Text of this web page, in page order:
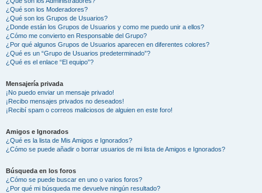
¿Qué son los Moderadores?
¿Qué son los Grupos de Usuarios?
¿Donde están los Grupos de Usuarios y como me puedo unir a ellos?
¿Cómo me convierto en Responsable del Grupo?
¿Por qué algunos Grupos de Usuarios aparecen en diferentes colores?
¿Qué es un “Grupo de Usuarios predeterminado”?
¿Qué es el enlace “El equipo”?
Mensajería privada
¡No puedo enviar un mensaje privado!
¡Recibo mensajes privados no deseados!
¡Recibí spam o correos maliciosos de alguien en este foro!
Amigos e Ignorados
¿Qué es la lista de Mis Amigos e Ignorados?
¿Cómo se puede añadir o borrar usuarios de mi lista de Amigos e Ignorados?
Búsqueda en los foros
¿Cómo se puede buscar en uno o varios foros?
¿Por qué mi búsqueda me devuelve ningún resultado?